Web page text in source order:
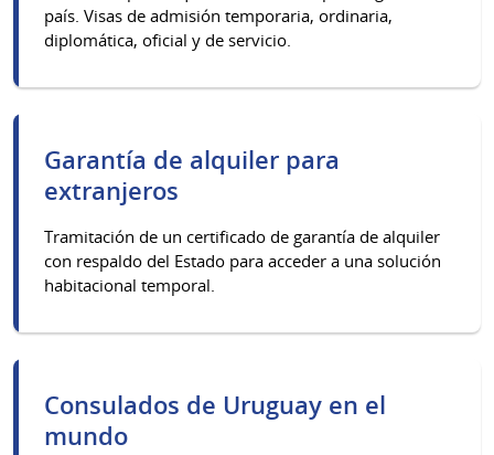
país. Visas de admisión temporaria, ordinaria,
diplomática, oficial y de servicio.
Garantía de alquiler para
extranjeros
Tramitación de un certificado de garantía de alquiler
con respaldo del Estado para acceder a una solución
habitacional temporal.
Consulados de Uruguay en el
mundo